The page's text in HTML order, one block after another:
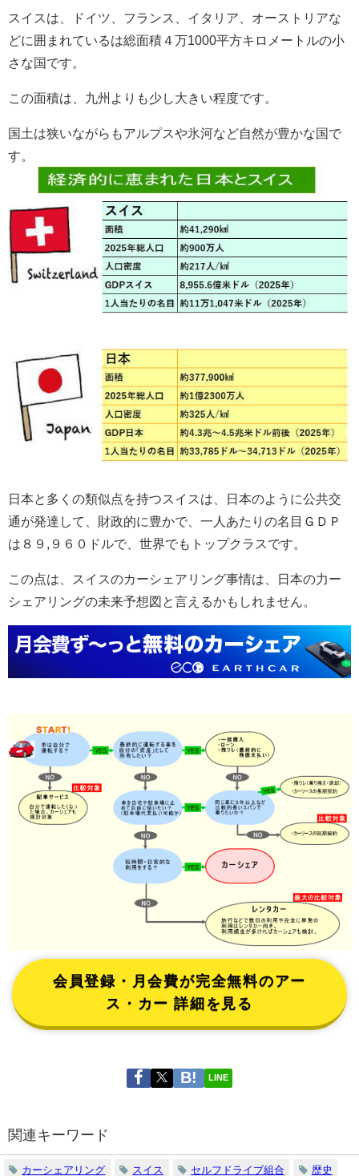
スイスは、ドイツ、フランス、イタリア、オーストリアな
どに囲まれているは総面積４万1000平方キロメートルの小
さな国です。
この面積は、九州よりも少し大きい程度です。
国土は狭いながらもアルプスや氷河など自然が豊かな国で
す。
日本と多くの類似点を持つスイスは、日本のように公共交
通が発達して、財政的に豊かで、一人あたりの名目ＧＤＰ
は８９,９６０ドルで、世界でもトップクラスです。
この点は、スイスのカーシェアリング事情は、日本の力ー
シェアリングの未来予想図と言えるかもしれません。
会員登録・月会費が完全無料のアー
ス・カー 詳細を見る
LINE
関連キーワード
カーシェアリング スイス セルフドライブ組合 歴史